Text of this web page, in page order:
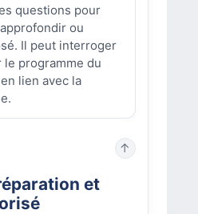
questions pour
ou
Il peut interroger
le programme du
lien avec la
↑
et